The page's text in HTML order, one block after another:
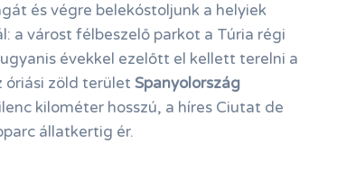
és végre belekóstoljunk a helyiek
a várost félbeszelő parkot a Túria régi
évekkel ezelőtt el kellett terelni a
óriási zöld terület Spanyolország
kilométer hosszú, a híres Ciutat de
állatkertig ér.